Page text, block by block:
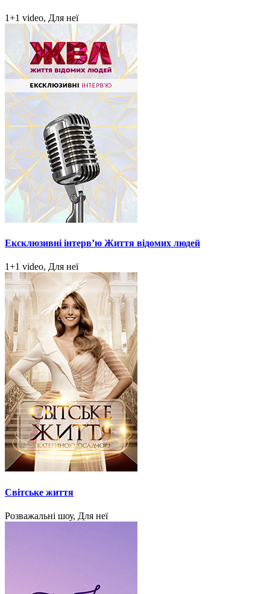
1+1 video, Для неї
Ексклюзивні інтерв’ю Життя відомих людей
1+1 video, Для неї
Світське життя
Розважальні шоу, Для неї